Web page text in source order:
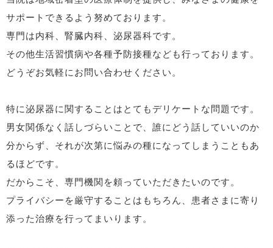
サポートできるよう努めております。
専門は内科、腎臓内科、泌尿器科です。
その他生活習慣病や各種予防接種なども行っております。
どうぞお気軽にお問い合わせください。
特に泌尿器に関することはとてもデリケートな問題です。
男女関係なく話しづらいことで、誰にどう話していいのか
分からず、それが次第に悩みの種になってしまうこともあ
るほどです。
だからこそ、専門機関を頼っていただきたいのです。
プライバシーを厳守することはもちろん、患者さまに寄り
添った治療を行ってまいります。